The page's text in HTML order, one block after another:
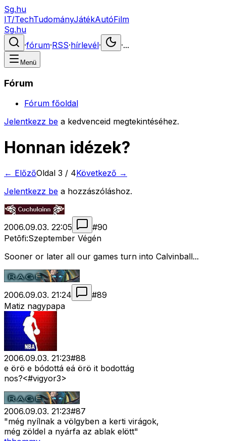
Sg.hu
IT/TechTudományJátékAutóFilm
Sg.hu
·fórum·RSS·hírlevél· ·...
Menü
Fórum
Fórum főoldal
Jelentkezz be a kedvenceid megtekintéséhez.
Honnan idézek?
← ElőzőOldal 3 / 4Következő →
Jelentkezz be a hozzászóláshoz.
2006.09.03. 22:05 #90
Petõfi:Szeptember Végén
Sooner or later all our games turn into Calvinball...
2006.09.03. 21:24 #89
Matiz nagypapa
2006.09.03. 21:23#88
e örö e bódottá eá örö it bodottág
nos?<#vigyor3>
2006.09.03. 21:23#87
"még nyílnak a völgyben a kerti virágok,
még zöldel a nyárfa az ablak elött"